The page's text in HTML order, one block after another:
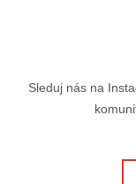
Sleduj nás na